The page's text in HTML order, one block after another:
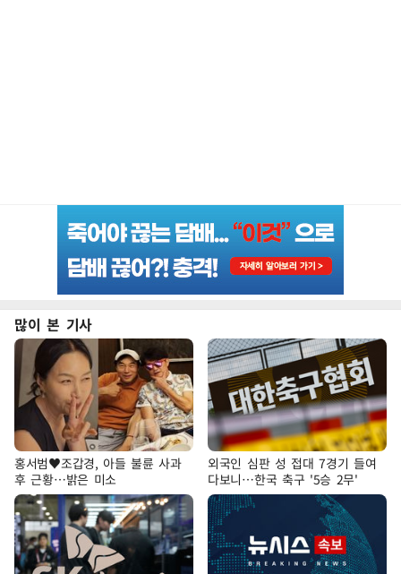
많이 본 기사
홍서범♥조갑경, 아들 불륜 사과
후 근황…밝은 미소
외국인 심판 성 접대 7경기 들여
다보니…한국 축구 '5승 2무'